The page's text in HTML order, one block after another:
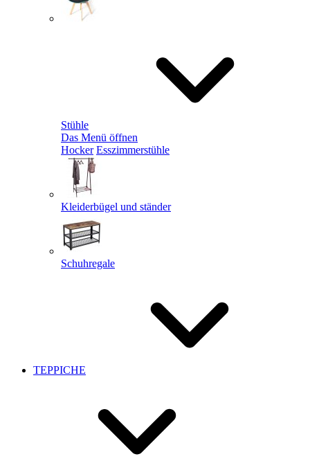
Stühle
Das Menü öffnen
Hocker Esszimmerstühle
Kleiderbügel und ständer
Schuhregale
TEPPICHE